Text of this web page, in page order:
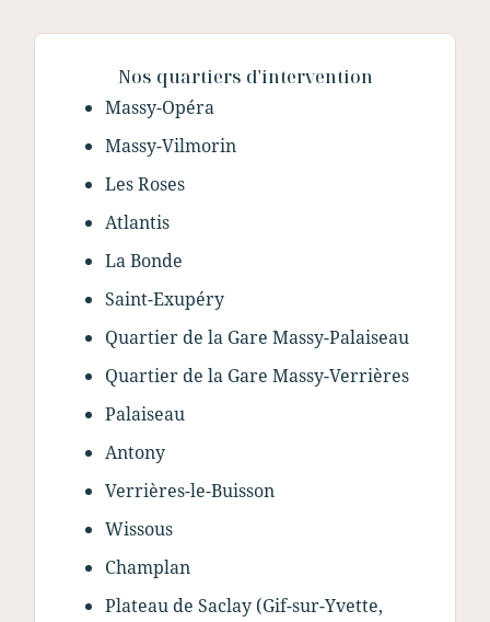
Nos quartiers d'intervention
Massy-Opéra
Massy-Vilmorin
Les Roses
Atlantis
La Bonde
Saint-Exupéry
Quartier de la Gare Massy-Palaiseau
Quartier de la Gare Massy-Verrières
Palaiseau
Antony
Verrières-le-Buisson
Wissous
Champlan
Plateau de Saclay (Gif-sur-Yvette,